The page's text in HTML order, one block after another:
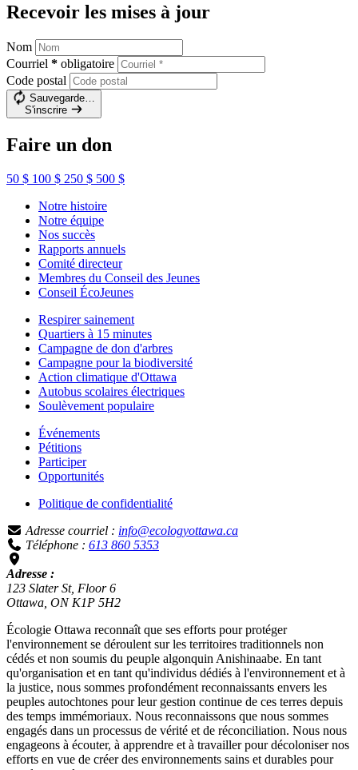
Recevoir les mises à jour
Nom
Courriel * obligatoire
Code postal
Sauvegarde…
S'inscrire
Faire un don
50 $ 100 $ 250 $ 500 $
Notre histoire
Notre équipe
Nos succès
Rapports annuels
Comité directeur
Membres du Conseil des Jeunes
Conseil ÉcoJeunes
Respirer sainement
Quartiers à 15 minutes
Campagne de don d'arbres
Campagne pour la biodiversité
Action climatique d'Ottawa
Autobus scolaires électriques
Soulèvement populaire
Événements
Pétitions
Participer
Opportunités
Politique de confidentialité
Adresse courriel : info@ecologyottawa.ca
Téléphone : 613 860 5353
Adresse :
123 Slater St, Floor 6
Ottawa, ON K1P 5H2
Écologie Ottawa reconnaît que ses efforts pour protéger
l'environnement se déroulent sur les territoires traditionnels non
cédés et non soumis du peuple algonquin Anishinaabe. En tant
qu'organisation et en tant qu'individus dédiés à l'environnement et à
la justice, nous sommes profondément reconnaissants envers les
peuples autochtones pour leur gestion continue de ces terres depuis
des temps immémoriaux. Nous reconnaissons que nous sommes
engagés dans un processus de vérité et de réconciliation. Nous nous
engageons à écouter, à apprendre et à travailler pour décoloniser nos
efforts en vue de créer des environnements sains et durables pour